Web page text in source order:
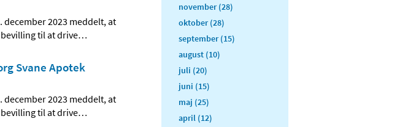
2023 meddelt, at
til at drive…
Svane Apotek
2023 meddelt, at
til at drive…
november (28)
oktober (28)
september (15)
august (10)
juli (20)
juni (15)
maj (25)
april (12)